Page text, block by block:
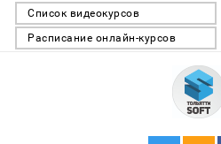
Список видеокурсов
Расписание онлайн-курсов